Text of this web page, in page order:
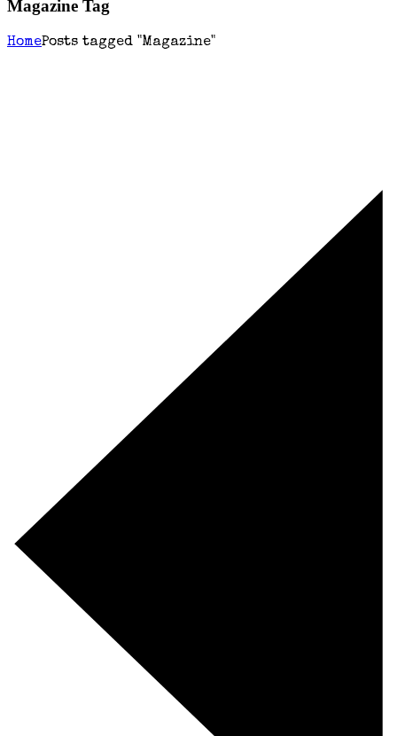
Magazine Tag
HomePosts tagged "Magazine"